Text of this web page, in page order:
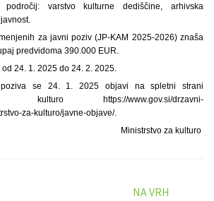
področij: varstvo kulturne dediščine, arhivska
za javni poziv (JP-KAM 2025-2026) znaša
predvidoma 390.000 EUR.
24. 1. 2025 do 24. 2. 2025.
poziva se 24. 1. 2025 objavi na spletni strani
https://www.gov.si/drzavni-
za-kulturo/javne-objave/.
Ministrstvo za kulturo
NA VRH